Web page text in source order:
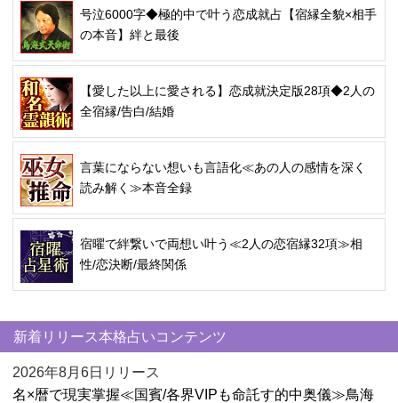
号泣6000字◆極的中で叶う恋成就占【宿縁全貌×相手
の本音】絆と最後
【愛した以上に愛される】恋成就決定版28項◆2人の
全宿縁/告白/結婚
言葉にならない想いも言語化≪あの人の感情を深く
読み解く≫本音全録
宿曜で絆繋いで両想い叶う≪2人の恋宿縁32項≫相
性/恋決断/最終関係
新着リリース本格占いコンテンツ
2026年8月6日リリース
名×暦で現実掌握≪国賓/各界VIPも命託す的中奥儀≫鳥海